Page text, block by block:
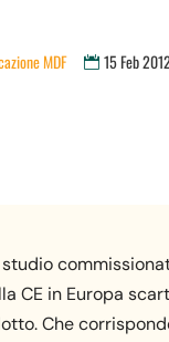
MDF 15 Feb
CE in Europa
Che